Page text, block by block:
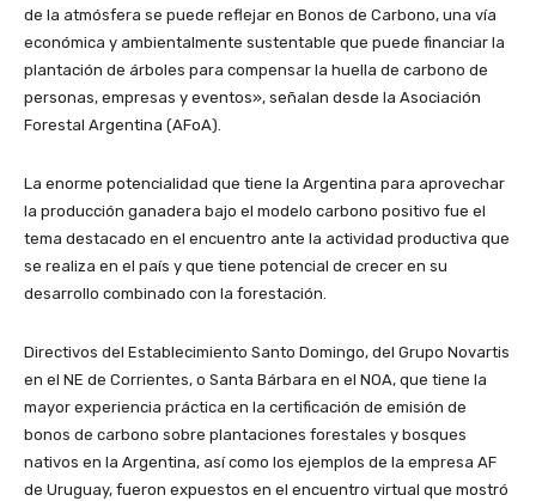
de la atmósfera se puede reflejar en Bonos de Carbono, una vía
económica y ambientalmente sustentable que puede financiar la
plantación de árboles para compensar la huella de carbono de
personas, empresas y eventos», señalan desde la Asociación
Forestal Argentina (AFoA).
La enorme potencialidad que tiene la Argentina para aprovechar
la producción ganadera bajo el modelo carbono positivo fue el
tema destacado en el encuentro ante la actividad productiva que
se realiza en el país y que tiene potencial de crecer en su
desarrollo combinado con la forestación.
Directivos del Establecimiento Santo Domingo, del Grupo Novartis
en el NE de Corrientes, o Santa Bárbara en el NOA, que tiene la
mayor experiencia práctica en la certificación de emisión de
bonos de carbono sobre plantaciones forestales y bosques
nativos en la Argentina, así como los ejemplos de la empresa AF
de Uruguay, fueron expuestos en el encuentro virtual que mostró